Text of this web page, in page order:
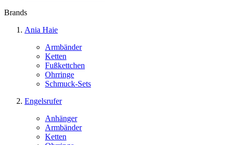
Brands
Ania Haie
Armbänder
Ketten
Fußkettchen
Ohrringe
Schmuck-Sets
Engelsrufer
Anhänger
Armbänder
Ketten